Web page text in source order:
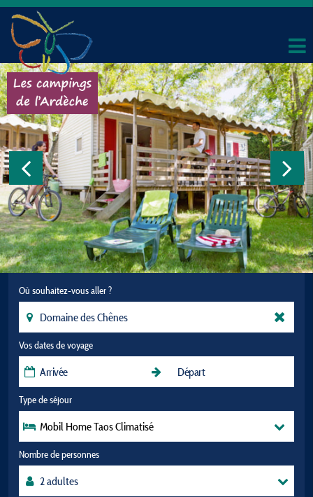
Où souhaitez-vous aller ?
Vos dates de voyage
Type de séjour
Mobil Home Taos Climatisé
Nombre de personnes